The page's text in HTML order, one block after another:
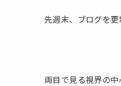
先週末、ブログを
両目で見る視界の